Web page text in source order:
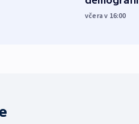
včera v 16:00